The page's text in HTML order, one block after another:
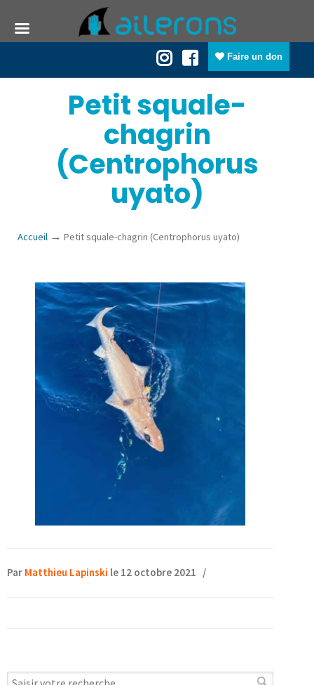
Faire un don
Petit squale-
chagrin
(Centrophorus
uyato)
Accueil → Petit squale-chagrin (Centrophorus uyato)
Par Matthieu Lapinski le 12 octobre 2021 /